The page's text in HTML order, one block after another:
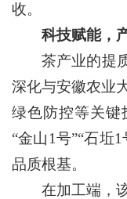
收。
科技赋能，
茶产业的提
深化与安徽农业
绿色防控等关键
“金山1号”“石坵
品质根基。
在加工端，